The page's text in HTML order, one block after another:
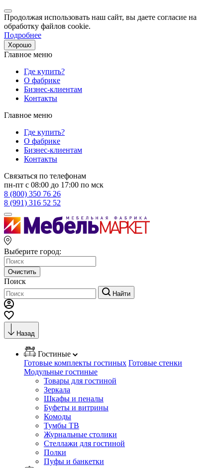
Продолжая использовать наш сайт, вы даете согласие на
обработку файлов cookie.
Подробнее
Хорошо
Главное меню
Где купить?
О фабрике
Бизнес-клиентам
Контакты
Главное меню
Где купить?
О фабрике
Бизнес-клиентам
Контакты
Связаться по телефонам
пн-пт с 08:00 до 17:00 по мск
8 (800) 350 76 26
8 (991) 316 52 52
Выберите город:
Очистить
Поиск
Найти
Назад
Гостиные
Готовые комплекты гостиных Готовые стенки
Модульные гостиные
Товары для гостиной
Зеркала
Шкафы и пеналы
Буфеты и витрины
Комоды
Тумбы ТВ
Журнальные столики
Стеллажи для гостиной
Полки
Пуфы и банкетки